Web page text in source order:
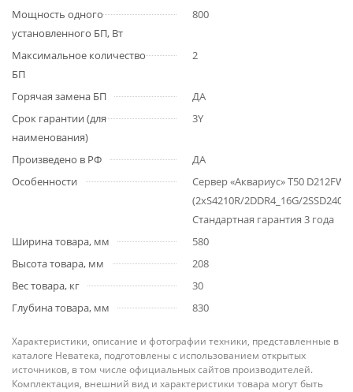
Мощность одного
установленного БП, Вт
800
Максимальное количество
БП
2
Горячая замена БП
ДА
Срок гарантии (для
наименования)
3Y
Произведено в РФ
ДА
Особенности
Сервер «Аквариус» T50 D212FW
(2xS4210R/2DDR4_16G/
Стандартная гарантия 3 года
Ширина товара, мм
580
Высота товара, мм
208
Вес товара, кг
30
Глубина товара, мм
830
Характеристики, описание и фотографии техники, представленные в
каталоге Неватека, подготовлены с использованием открытых
источников, в том числе официальных сайтов производителей.
Комплектация, внешний вид и характеристики товара могут быть